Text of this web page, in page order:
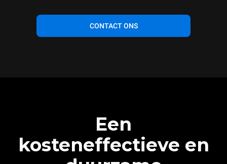
CONTACT ONS
Een
kosteneffectieve en